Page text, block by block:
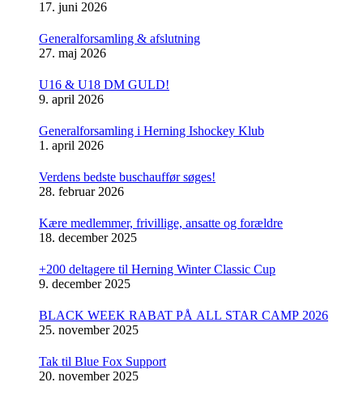
17. juni 2026
Generalforsamling & afslutning
27. maj 2026
U16 & U18 DM GULD!
9. april 2026
Generalforsamling i Herning Ishockey Klub
1. april 2026
Verdens bedste buschauffør søges!
28. februar 2026
Kære medlemmer, frivillige, ansatte og forældre
18. december 2025
+200 deltagere til Herning Winter Classic Cup
9. december 2025
BLACK WEEK RABAT PÅ ALL STAR CAMP 2026
25. november 2025
Tak til Blue Fox Support
20. november 2025